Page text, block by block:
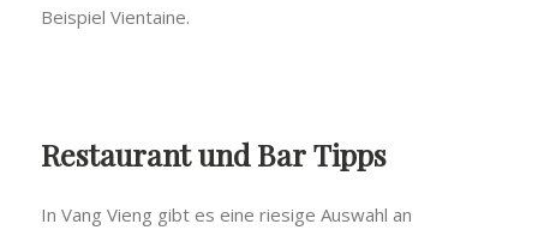
Beispiel Vientaine.
Restaurant und Bar Tipps
In Vang Vieng gibt es eine riesige Auswahl an